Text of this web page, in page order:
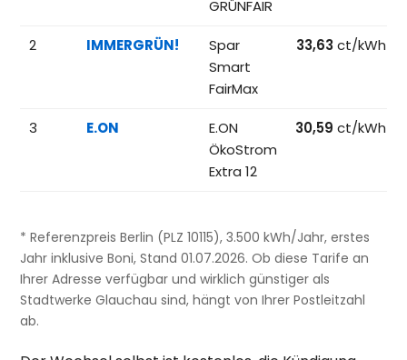
GRÜNFAIR
2 IMMERGRÜN!
Spar
Smart
FairMax
33,63 ct/kWh
3 E.ON
E.ON
ÖkoStrom
Extra 12
30,59 ct/kWh
* Referenzpreis Berlin (PLZ 10115), 3.500 kWh/Jahr, erstes
Jahr inklusive Boni, Stand 01.07.2026. Ob diese Tarife an
Ihrer Adresse verfügbar und wirklich günstiger als
Stadtwerke Glauchau sind, hängt von Ihrer Postleitzahl
ab.